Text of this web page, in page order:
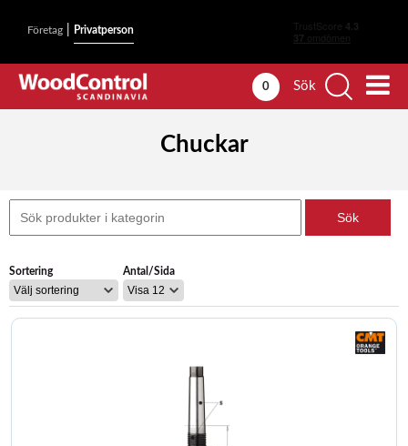
Företag Privatperson
0 Sök
Chuckar
Sortering Antal/Sida